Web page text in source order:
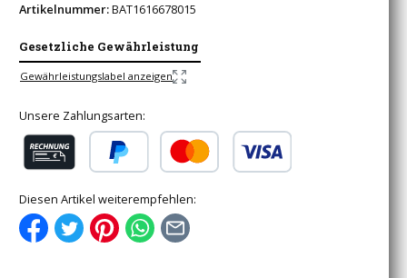
Artikelnummer:BAT1616678015
Gesetzliche Gewährleistung
Gewährleistungslabel anzeigen
Unsere Zahlungsarten:
Diesen Artikel weiterempfehlen: